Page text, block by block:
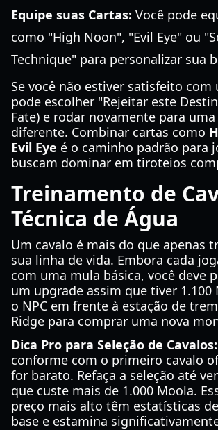
Equipe suas Cartas: Você pode
como "High Noon", "Evil Eye" ou
Technique" para personalizar sua
Se você não estiver satisfeito com
pode escolher "Rejeitar este
Fate) e rodar novamente para uma
diferente. Combinar cartas como
Evil Eye é o caminho padrão para
buscam dominar em tiroteios
Treinamento de
Técnica de Água
Um cavalo é mais do que apenas
sua linha de vida. Embora cada
com uma mula básica, você deve
um upgrade assim que tiver 1.100
o NPC em frente à estação de
Ridge para comprar uma nova
Dica Pro para Seleção de Cavalos:
conforme com o primeiro cavalo
for barato. Refaça a seleção até
que custe mais de 1.000 Moola.
preço mais alto têm estatísticas
base e estamina